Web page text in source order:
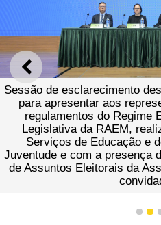
ANTERIOR
de esclarecimento
apresentar aos
regulamentos do Regime
Legislativa da RAEM,
Serviços de Educação e de
e com a presença dos
Assuntos Eleitorais da
convidados.
1 2